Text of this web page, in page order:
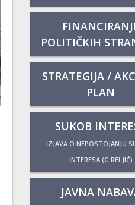
POLITIČKIH
STRATEGIJA /
PLAN
SUKOB
IZJAVA O NEPOSTOJANJU
INTERESA (G.RELJIĆ)
JAVNA